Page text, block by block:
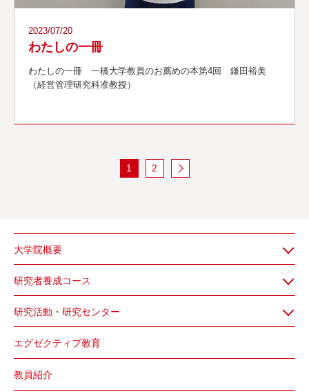
2023/07/20
わたしの一冊
わたしの一冊 一橋大学教員のお薦めの本第4回 鎌田裕美
（経営管理研究科准教授）
1 2
大学院概要
研究者養成コース
研究活動・研究センター
エグゼクティブ教育
教員紹介